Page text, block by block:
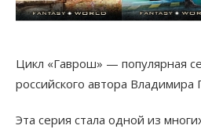
Цикл «Гаврош» — популярная
российского автора Владимира
Эта серия стала одной из